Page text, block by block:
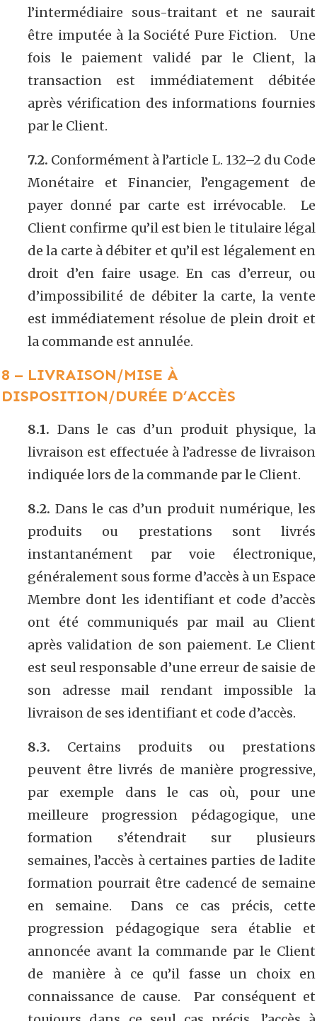
l’intermédiaire sous-traitant et ne saurait
être imputée à la Société Pure Fiction. Une
fois le paiement validé par le Client, la
transaction est immédiatement débitée
après vérification des informations fournies
par le Client.
7.2. Conformément à l’article L. 132–2 du Code
Monétaire et Financier, l’engagement de
payer donné par carte est irrévocable. Le
Client confirme qu’il est bien le titulaire légal
de la carte à débiter et qu’il est légalement en
droit d’en faire usage. En cas d’erreur, ou
d’impossibilité de débiter la carte, la vente
est immédiatement résolue de plein droit et
la commande est annulée.
8 – LIVRAISON/MISE À
DISPOSITION/DURÉE D’ACCÈS
8.1. Dans le cas d’un produit physique, la
livraison est effectuée à l’adresse de livraison
indiquée lors de la commande par le Client.
8.2. Dans le cas d’un produit numérique, les
produits ou prestations sont livrés
instantanément par voie électronique,
généralement sous forme d’accès à un Espace
Membre dont les identifiant et code d’accès
ont été communiqués par mail au Client
après validation de son paiement. Le Client
est seul responsable d’une erreur de saisie de
son adresse mail rendant impossible la
livraison de ses identifiant et code d’accès.
8.3. Certains produits ou prestations
peuvent être livrés de manière progressive,
par exemple dans le cas où, pour une
meilleure progression pédagogique, une
formation s’étendrait sur plusieurs
semaines, l’accès à certaines parties de ladite
formation pourrait être cadencé de semaine
en semaine. Dans ce cas précis, cette
progression pédagogique sera établie et
annoncée avant la commande par le Client
de manière à ce qu’il fasse un choix en
connaissance de cause. Par conséquent et